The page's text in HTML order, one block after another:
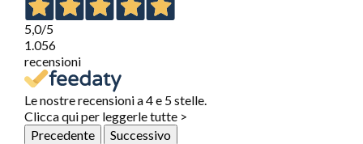
5,0/5
1.056
recensioni
Le nostre recensioni a 4 e 5 stelle.
Clicca qui per leggerle tutte >
Precedente
Successivo